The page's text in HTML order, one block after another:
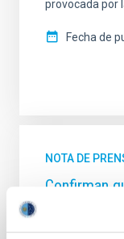
provocada por
Fecha de
NOTA DE
Confirman
la
masivas